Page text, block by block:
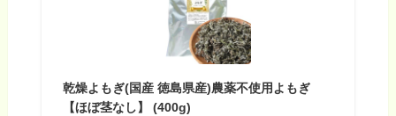
乾燥よもぎ(国産 徳島県産)農薬不使用よもぎ
【ほぼ茎なし】 (400g)